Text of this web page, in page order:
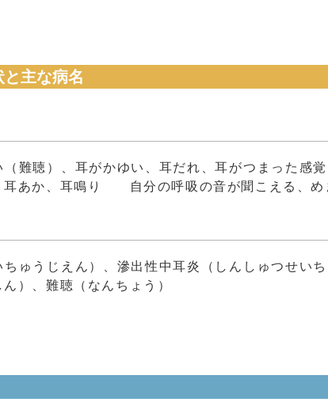
主な病名
難聴）、耳がかゆい、耳だれ、耳がつまった感
耳あか、耳鳴り 自分の呼吸の音が聞こえる、め
ゅうじえん）、滲出性中耳炎（しんしゅつせい
）、難聴（なんちょう）